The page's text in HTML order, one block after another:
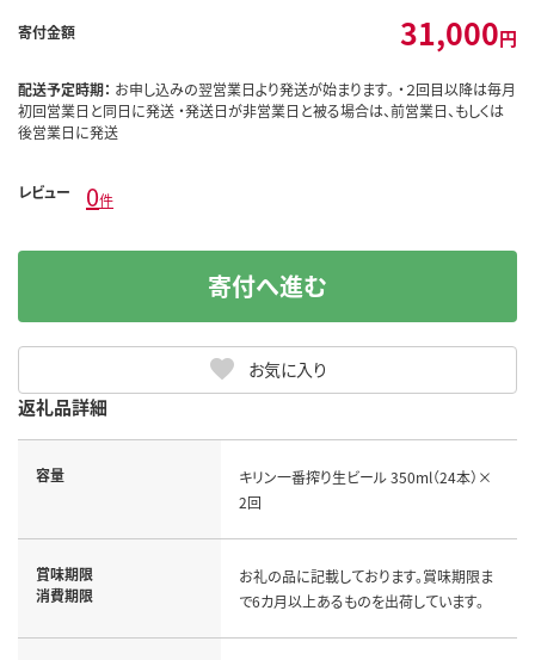
寄付金額 31,000円
配送予定時期： お申し込みの翌営業日より発送が始まります。 ・２回目以降は毎月
初回営業日と同日に発送 ・発送日が非営業日と被る場合は、前営業日、もしくは
後営業日に発送
レビュー 0件
お気に入り
寄付へ進む
返礼品詳細
容量
キリン一番搾り生ビール 350ml（24本）×
2回
賞味期限
消費期限
お礼の品に記載しております。賞味期限ま
で6カ月以上あるものを出荷しています。